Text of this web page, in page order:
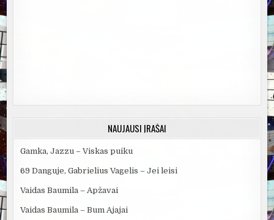
NAUJAUSI ĮRAŠAI
Gamka, Jazzu – Viskas puiku
69 Danguje, Gabrielius Vagelis – Jei leisi
Vaidas Baumila – Apžavai
Vaidas Baumila – Bum Ajajai